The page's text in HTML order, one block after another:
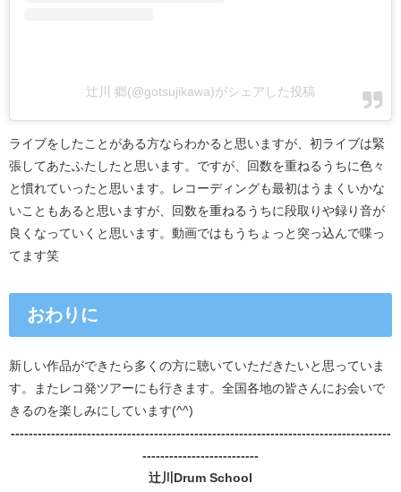
辻川 郷(@gotsujikawa)がシェアした投稿
ライブをしたことがある方ならわかると思いますが、 初ライブは緊
張してあたふたしたと思います。ですが、
回数を重ねるうちに色々
と慣れていったと思います。
レコーディングも最初はうまくいかな
いこともあると思いますが、
回数を重ねるうちに段取りや録り音が
良くなっていくと思います。 動画ではもうちょっと突っ込んで喋っ
てます笑
おわりに
新しい作品ができたら多くの方に聴いていただきたいと思っていま
す。またレコ発ツアーにも行きます。 全国各地の皆さんにお会いで
きるのを楽しみにしています(^^)
-------------------------------------------------------------------------------------
--------------------------
辻川Drum School